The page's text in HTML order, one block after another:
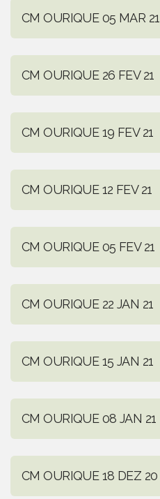
CM OURIQUE 05 MAR 21
CM OURIQUE 26 FEV 21
CM OURIQUE 19 FEV 21
CM OURIQUE 12 FEV 21
CM OURIQUE 05 FEV 21
CM OURIQUE 22 JAN 21
CM OURIQUE 15 JAN 21
CM OURIQUE 08 JAN 21
CM OURIQUE 18 DEZ 20